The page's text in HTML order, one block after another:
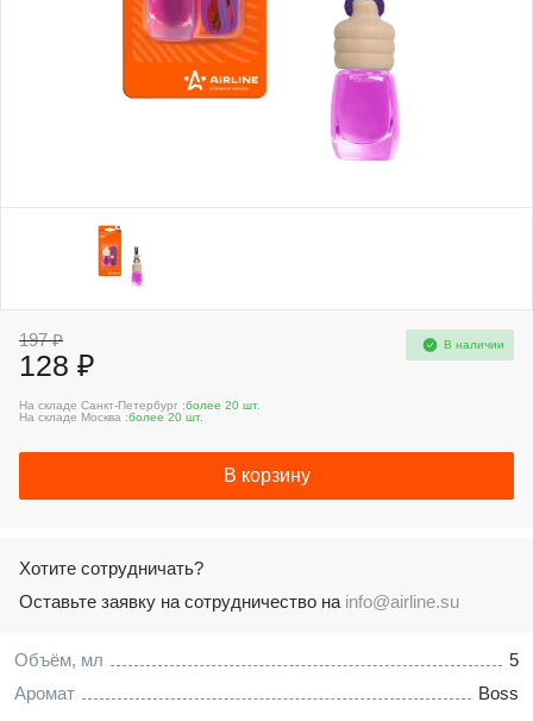
Объём, мл
5
Аромат
Boss
197 ₽
128 ₽
В наличии
На складе Санкт-Петербург :более 20 шт.
На складе Москва :более 20 шт.
В корзину
Хотите сотрудничать?
Оставьте заявку на сотрудничество на info@airline.su